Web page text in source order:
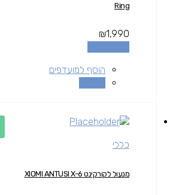
Ring
₪1,990
הוסף למועדפים
כללי
מנעול לקורקינט XIOMI ANTUSI X-6